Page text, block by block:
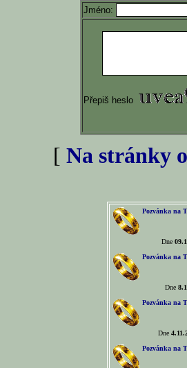
Jméno:
Přepiš heslo
[ Na stránky
Pozvánka na
Dne
Pozvánka na
Dne
Pozvánka na
Dne
Pozvánka na